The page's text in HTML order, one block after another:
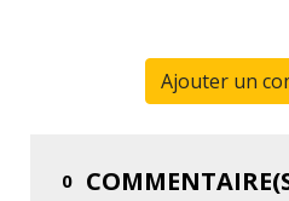
Ajouter un
0